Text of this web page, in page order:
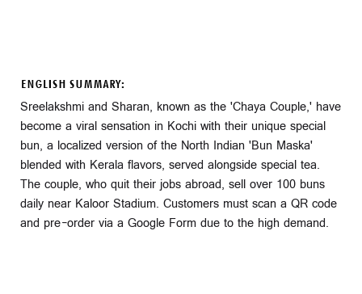
ENGLISH SUMMARY:
Sreelakshmi and Sharan, known as the 'Chaya Couple,' have
become a viral sensation in Kochi with their unique special
bun, a localized version of the North Indian 'Bun Maska'
blended with Kerala flavors, served alongside special tea.
The couple, who quit their jobs abroad, sell over 100 buns
daily near Kaloor Stadium. Customers must scan a QR code
and pre-order via a Google Form due to the high demand.